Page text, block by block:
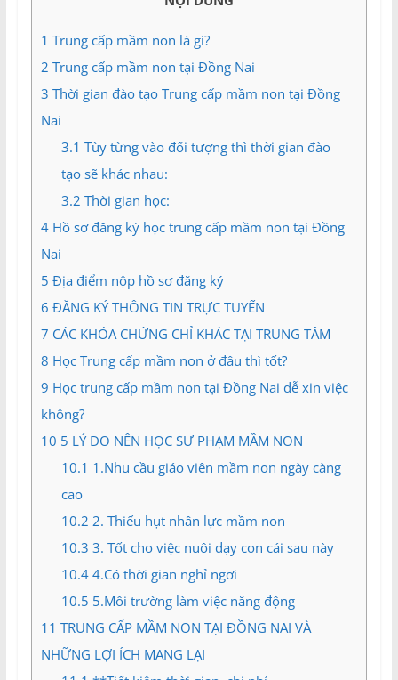
Miền
Nam
1 Trung cấp mầm non là gì?
2 Trung cấp mầm non tại Đồng Nai
3 Thời gian đào tạo Trung cấp mầm non tại Đồng
Nai
3.1 Tùy từng vào đối tượng thì thời gian đào
tạo sẽ khác nhau:
3.2 Thời gian học:
4Hồ sơ đăng ký học trung cấp mầm non tại Đồng
Nai
5 Địa điểm nộp hồ sơ đăng ký
6 ĐĂNG KÝ THÔNG TIN TRỰC TUYẾN
7 CÁC KHÓA CHỨNG CHỈ KHÁC TẠI TRUNG TÂM
8 Học Trung cấp mầm non ở đâu thì tốt?
9 Học trung cấp mầm non tại Đồng Nai dễ xin việc
không?
10 5 LÝ DO NÊN HỌC SƯ PHẠM MẦM NON
10.1 1.Nhu cầu giáo viên mầm non ngày càng
cao
10.2 2. Thiếu hụt nhân lực mầm non
10.3 3. Tốt cho việc nuôi dạy con cái sau này
10.44.Có thời gian nghỉ ngơi
10.5 5.Môi trường làm việc năng động
11 TRUNG CẤP MẦM NON TẠI ĐỒNG NAI VÀ
NHỮNG LỢI ÍCH MANG LẠI